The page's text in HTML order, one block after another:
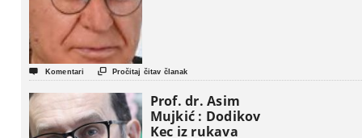
 Komentari  Pročitaj čitav članak
Prof. dr. Asim
Mujkić : Dodikov
Kec iz rukava